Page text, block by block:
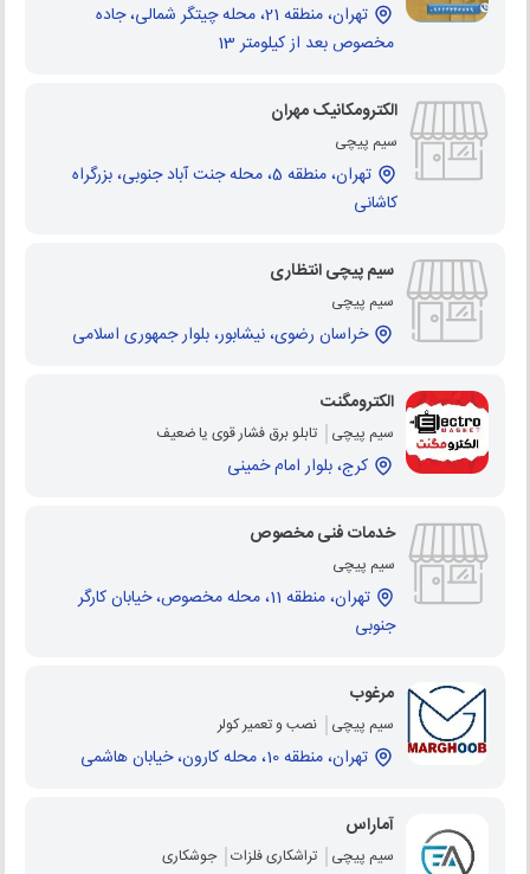
تهران، منطقه 21، محله چیتگر شمالی، جاده
مخصوص بعد از کیلومتر 13
الکترومکانیک مهران
سیم پیچی
تهران، منطقه 5، محله جنت آباد جنوبی، بزرگراه
کاشانی
سیم پیچی انتظاری
سیم پیچی
خراسان رضوی، نیشابور، بلوار جمهوری اسلامی
الکترومگنت
سیم پیچی تابلو برق فشار قوی یا ضعیف
کرج، بلوار امام خمینی
خدمات فنی مخصوص
سیم پیچی
تهران، منطقه 11، محله مخصوص، خیابان کارگر
جنوبی
مرغوب
سیم پیچی نصب و تعمیر کولر
تهران، منطقه 10، محله کارون، خیابان هاشمی
آماراس
سیم پیچی تراشکاری فلزات جوشکاری